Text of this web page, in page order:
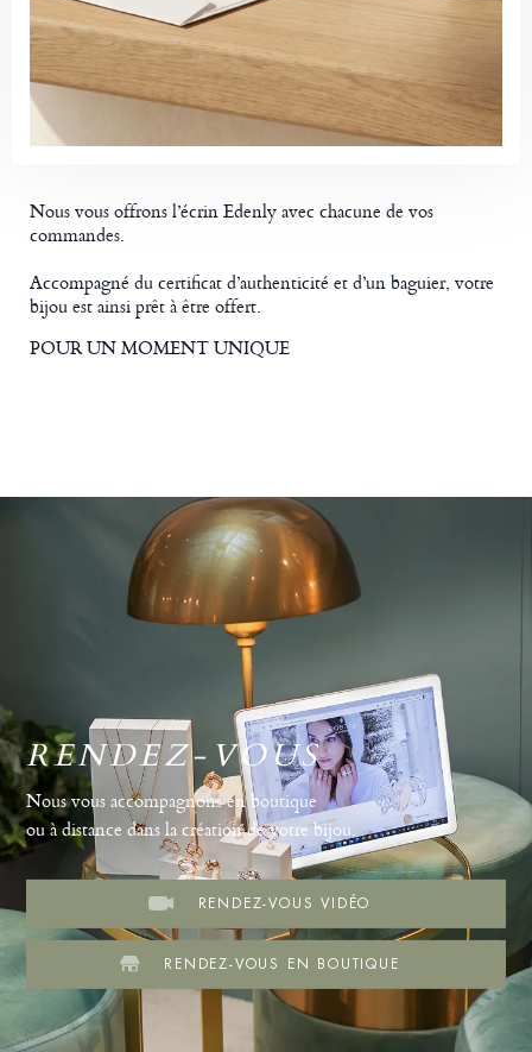
Nous vous offrons l’écrin Edenly avec chacune de vos
commandes.
Accompagné du certificat d’authenticité et d’un baguier, votre
bijou est ainsi prêt à être offert.
POUR UN MOMENT UNIQUE
RENDEZ-VOUS
Nous vous accompagnons en boutique
ou à distance dans la création de votre bijou.
RENDEZ-VOUS VIDÉO
RENDEZ-VOUS EN BOUTIQUE